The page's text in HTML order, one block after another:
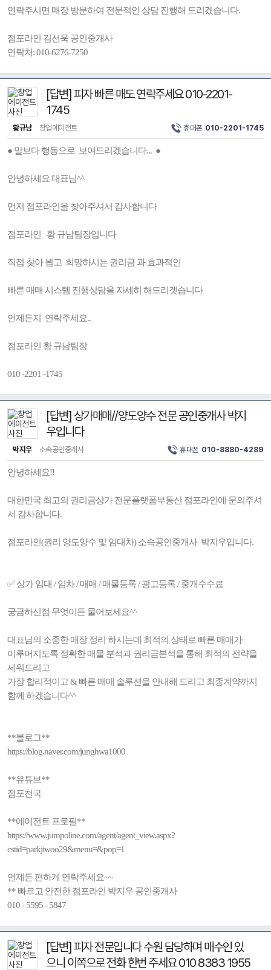
연락주시면 매장 방문하여 전문적인 상담 진행해 드리겠습니다.
점포라인 김선욱 공인중개사
연락처: 010-6276-7250
[답변] 피자 빠른 매도 연락주세요 010-2201-
1745
황규남 창업에이전트 휴대폰 010-2201-1745
● 말보다 행동으로 보여드리겠습니다... ●
안녕하세요 대표님^^
먼저 점포라인을 찾아주셔서 감사합니다
점포라인 황 규남팀장입니다
직접 찾아 뵙고 희망하시는 권리금 과 효과적인
빠른 매매 시스템 진행상담을 자세히 해드리겟습니다
언제든지 연락주세요..
점포라인 황 규남팀장
010 -2201 -1745
[답변] 상가매매//양도양수 전문 공인중개사 박지
우입니다
박지우 소속공인중개사 휴대폰 010-8880-4289
안녕하세요!!
대한민국 최고의 권리금상가 전문플랫폼부동산 점포라인에 문의주셔
서 감사합니다.
점포라인(권리 양도양수 및 임대차) 소속공인중개사 박지우입니다.
✅️ 상가 임대 / 임차 / 매매 / 매물등록 / 광고등록 / 중개수수료
궁금하신점 무엇이든 물어보세요^^
대표님의 소중한 매장 정리 하시는데 최적의 상태로 빠른 매매가
이루어지도록 정확한 매물 분석과 권리금분석을 통해 최적의 전략을
세워드리고
가장 합리적이고 & 빠른 매매 솔루션을 안내해 드리고 최종계약까지
함께 하겠습니다^^
**블로그**
https://blog.naver.com/junghwa1000
**유튜브**
점포천국
**에이전트 프로필**
https://www.jumpoline.com/agent/agent_view.aspx?
cstid=parkjiwoo29&menu=&pop=1
언제든 편하게 연락주세요~~
** 빠르고 안전한 점포라인 박지우 공인중개사
010 - 5595 - 5847
[답변] 피자 전문입니다 수원 담당하며 매수인 있
으니 이쪽으로 전화 한번 주세요 010 8383 1955